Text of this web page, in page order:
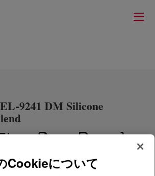
9241 DM Silicone
Cookieについて